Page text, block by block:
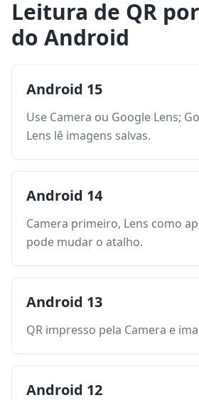
Leitura de QR
do Android
Android 15
Use Camera ou Google Lens;
Lens lê imagens salvas.
Android 14
Camera primeiro, Lens como
pode mudar o atalho.
Android 13
QR impresso pela Camera e
Android 12